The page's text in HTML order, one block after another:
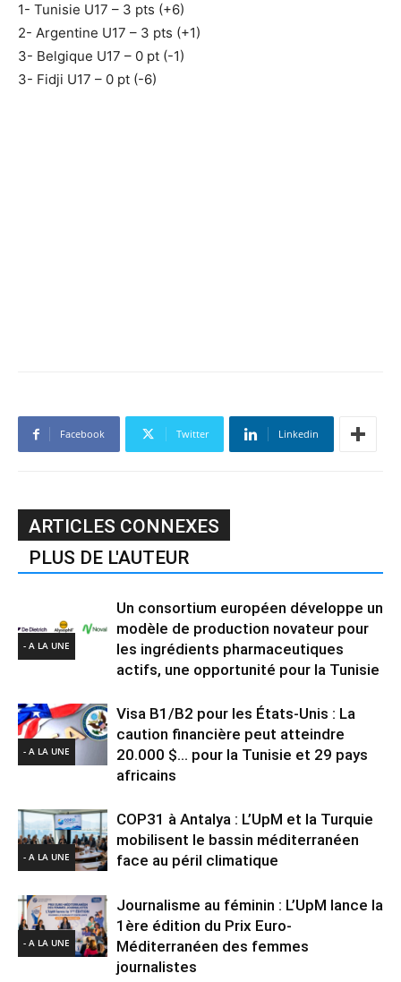
1- Tunisie U17 – 3 pts (+6)
2- Argentine U17 – 3 pts (+1)
3- Belgique U17 – 0 pt (-1)
3- Fidji U17 – 0 pt (-6)
Facebook Twitter Linkedin
ARTICLES CONNEXES
PLUS DE L'AUTEUR
- A LA UNE
Un consortium européen développe un
modèle de production novateur pour
les ingrédients pharmaceutiques
actifs, une opportunité pour la Tunisie
- A LA UNE
Visa B1/B2 pour les États-Unis : La
caution financière peut atteindre
20.000 $… pour la Tunisie et 29 pays
africains
- A LA UNE
COP31 à Antalya : L’UpM et la Turquie
mobilisent le bassin méditerranéen
face au péril climatique
- A LA UNE
Journalisme au féminin : L’UpM lance la
1ère édition du Prix Euro-
Méditerranéen des femmes
journalistes